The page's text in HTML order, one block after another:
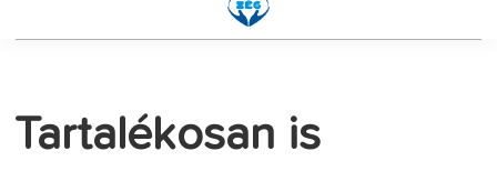
Tartalékosan is